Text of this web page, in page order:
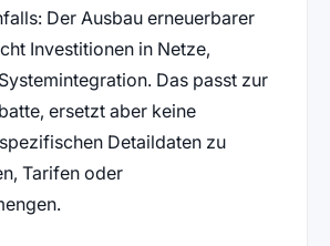
Der Ausbau erneuerbarer
Investitionen in Netze,
Das passt zur
ersetzt aber keine
Detaildaten zu
Tarifen oder